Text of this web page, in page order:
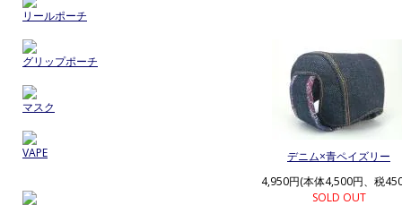
デニム×青ペイズリー
4,950円(本体4,500円、税
SOLD OUT
リールポーチ
グリップポーチ
マスク
VAPE